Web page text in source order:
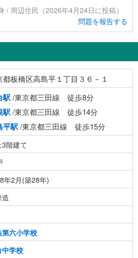
/ 周辺住民（2026年4月24日に投稿）
問題を報告する
都板橋区高島平１丁目３６－１
駅/東京都三田線 徒歩8分
駅/東京都三田線 徒歩14分
平駅/東京都三田線 徒歩15分
3階建て
年2月(築28年)
第六小学校
中学校